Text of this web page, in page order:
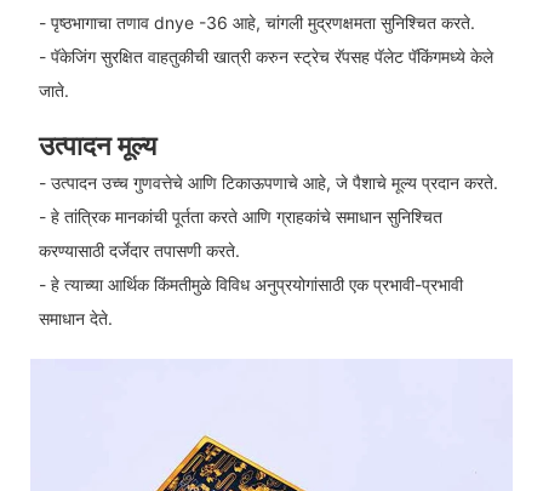
- पृष्ठभागाचा तणाव dnye -36 आहे, चांगली मुद्रणक्षमता सुनिश्चित करते.
- पॅकेजिंग सुरक्षित वाहतुकीची खात्री करुन स्ट्रेच रॅपसह पॅलेट पॅकिंगमध्ये केले
जाते.
उत्पादन मूल्य
- उत्पादन उच्च गुणवत्तेचे आणि टिकाऊपणाचे आहे, जे पैशाचे मूल्य प्रदान करते.
- हे तांत्रिक मानकांची पूर्तता करते आणि ग्राहकांचे समाधान सुनिश्चित
करण्यासाठी दर्जेदार तपासणी करते.
- हे त्याच्या आर्थिक किंमतीमुळे विविध अनुप्रयोगांसाठी एक प्रभावी-प्रभावी
समाधान देते.